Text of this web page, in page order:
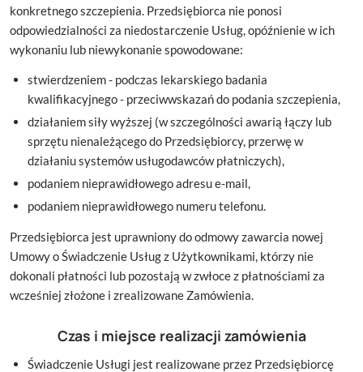
konkretnego szczepienia. Przedsiębiorca nie ponosi
odpowiedzialności za niedostarczenie Usług, opóźnienie w ich
wykonaniu lub niewykonanie spowodowane:
stwierdzeniem - podczas lekarskiego badania
kwalifikacyjnego - przeciwwskazań do podania szczepienia,
działaniem siły wyższej (w szczególności awarią łączy lub
sprzętu nienależącego do Przedsiębiorcy, przerwę w
działaniu systemów usługodawców płatniczych),
podaniem nieprawidłowego adresu e-mail,
podaniem nieprawidłowego numeru telefonu.
Przedsiębiorca jest uprawniony do odmowy zawarcia nowej
Umowy o Świadczenie Usług z Użytkownikami, którzy nie
dokonali płatności lub pozostają w zwłoce z płatnościami za
wcześniej złożone i zrealizowane Zamówienia.
Czas i miejsce realizacji zamówienia
Świadczenie Usługi jest realizowane przez Przedsiębiorcę